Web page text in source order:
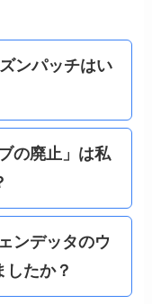
ンパッチはい
の廃止」は私
ンデッタのウ
したか？